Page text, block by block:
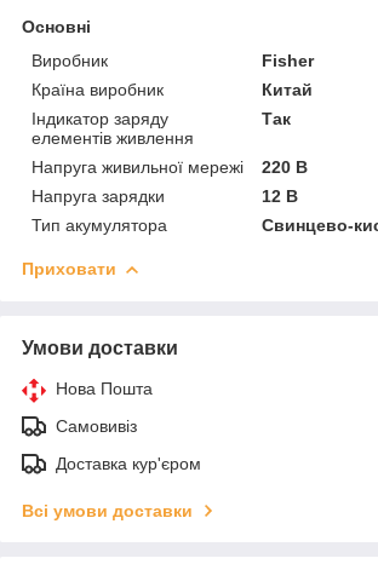
Основні
Виробник
Fisher
Країна виробник
Китай
Індикатор заряду
елементів живлення
Так
Напруга живильної мережі
220 В
Напруга зарядки
12 В
Тип акумулятора
Свинцево-
Приховати
Умови доставки
Нова Пошта
Самовивіз
Доставка кур'єром
Всі умови доставки